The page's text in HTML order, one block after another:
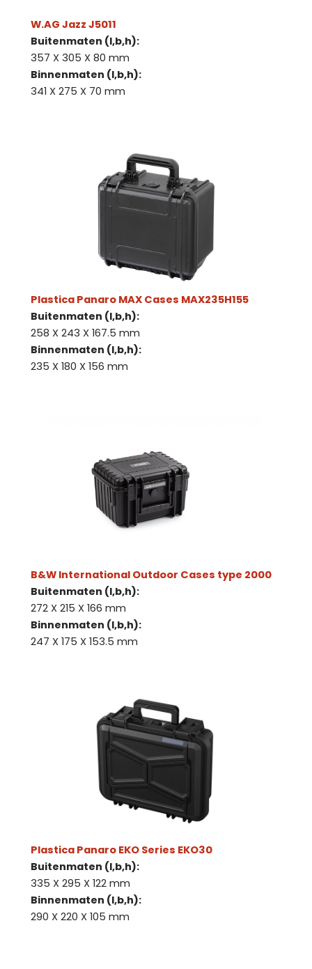
W.AG Jazz J5011
Buitenmaten (l,b,h):
357 X 305 X 80 mm
Binnenmaten (l,b,h):
341 X 275 X 70 mm
Plastica Panaro MAX Cases MAX235H155
Buitenmaten (l,b,h):
258 X 243 X 167.5 mm
Binnenmaten (l,b,h):
235 X 180 X 156 mm
B&W International Outdoor Cases type 2000
Buitenmaten (l,b,h):
272 X 215 X 166 mm
Binnenmaten (l,b,h):
247 X 175 X 153.5 mm
Plastica Panaro EKO Series EKO30
Buitenmaten (l,b,h):
335 X 295 X 122 mm
Binnenmaten (l,b,h):
290 X 220 X 105 mm